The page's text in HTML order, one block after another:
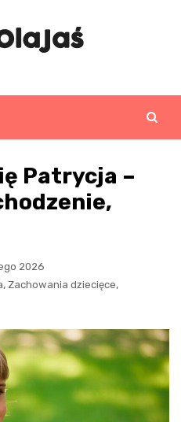
Patrycja –
2026
, Zachowania dziecięce,